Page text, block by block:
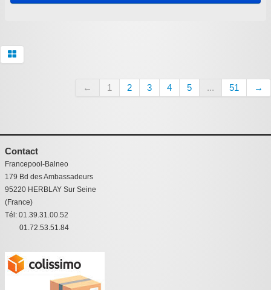
← 1 2 3 4 5 ... 51 →
Contact
Francepool-Balneo
179 Bd des Ambassadeurs
95220 HERBLAY Sur Seine
(France)
Tél: 01.39.31.00.52
01.72.53.51.84